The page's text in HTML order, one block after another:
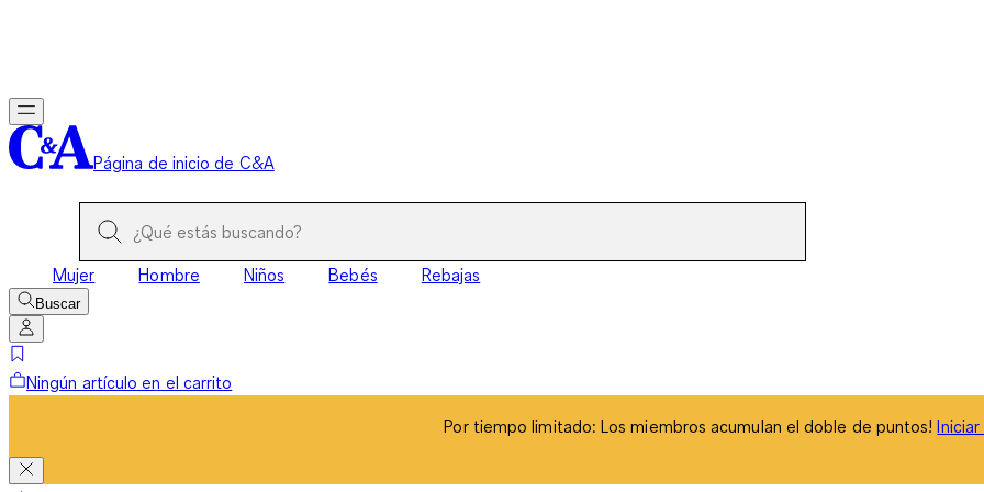
Página de inicio de C&A
Mujer Hombre Niños Bebés Rebajas
Buscar
Ningún artículo en el carrito
Por tiempo limitado: Los miembros acumulan el doble de puntos!